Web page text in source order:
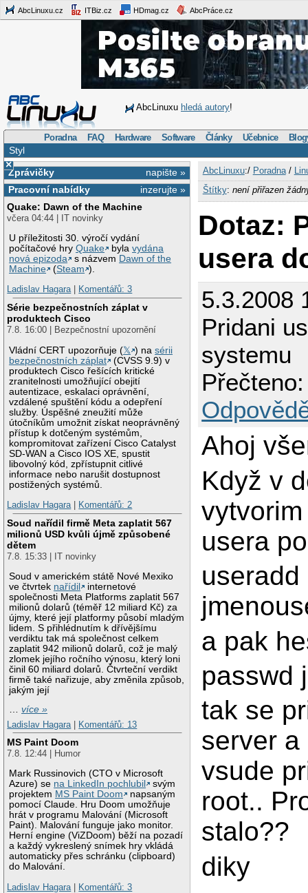
AbcLinuxu.cz ITBiz.cz HDmag.cz AbcPráce.cz
AbcLinuxu hledá autory!
Poradna FAQ Hardware Software Články Učebnice
Styl
×
napište »
Zprávičky
inzerujte »
Pracovní nabídky
Quake: Dawn of the Machine
včera 04:44 | IT novinky
U příležitosti 30. výročí vydání
počítačové hryQuake bylavydána
nová epizoda
s názvem Dawn of the
Machine
(Steam ).
Ladislav Hagara| Komentářů: 3
Série bezpečnostních záplat v
produktech Cisco
7.8. 16:00 | Bezpečnostní upozornění
Vládní CERT upozorňuje (𝕏 ) nasérii
bezpečnostních záplat
(CVSS 9.9) v
produktech Cisco řešících kritické
zranitelnosti umožňující obejití
autentizace, eskalaci oprávnění,
vzdálené spuštění kódu a odepření
služby. Úspěšné zneužití může
útočníkům umožnit získat neoprávněný
přístup k dotčeným systémům,
kompromitovat zařízení Cisco Catalyst
SD-WAN a Cisco IOS XE, spustit
libovolný kód, zpřístupnit citlivé
informace nebo narušit dostupnost
postižených systémů.
Ladislav Hagara| Komentářů: 2
Soud nařídil firmě Meta zaplatit 567
milionů USD kvůli újmě způsobené
dětem
7.8. 15:33 | IT novinky
Soud v americkém státě Nové Mexiko
ve čtvrtek nařídil
internetové
společnosti Meta Platforms zaplatit 567
milionů dolarů (téměř 12 miliard Kč) za
újmy, které její platformy působí mladým
lidem. S přihlédnutím k dřívějšímu
verdiktu tak má společnost celkem
zaplatit 942 milionů dolarů, což je malý
zlomek jejího ročního výnosu, který loni
činil 60 miliard dolarů. Čtvrteční verdikt
firmě také nařizuje, aby změnila způsob,
jakým její
…více »
Ladislav Hagara
Komentářů: 13
MS Paint Doom
7.8. 12:44 | Humor
Mark Russinovich (CTO v Microsoft
Azure) se na LinkedIn pochlubil
svým
projektem MS Paint Doom
napsaným
pomocí Claude. Hru Doom umožňuje
hrát v programu Malování (Microsoft
Paint). Malování funguje jako monitor.
Herní engine (ViZDoom) běží na pozadí
a každý vykreslený snímek hry vkládá
automaticky přes schránku (clipboard)
do Malování.
Ladislav Hagara
Komentářů: 3
AbcLinuxu:/ Poradna/
Štítky: není přiřazen
Dotaz:
usera
5.3.2008
Pridani
systemu
Ahoj
Když v
usera
useradd
a pak
passwd
tak se
server a
vsude
root..
stalo??
diky